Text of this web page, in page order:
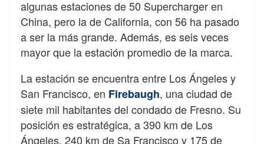
algunas estaciones de 50 Supercharger en
China, pero la de California, con 56 ha pasado
a ser la más grande. Además, es seis veces
mayor que la estación promedio de la marca.
La estación se encuentra entre Los Ángeles y
San Francisco, en Firebaugh, una ciudad de
siete mil habitantes del condado de Fresno. Su
posición es estratégica, a 390 km de Los
Ángeles, 240 km de Sa Francisco y 175 de